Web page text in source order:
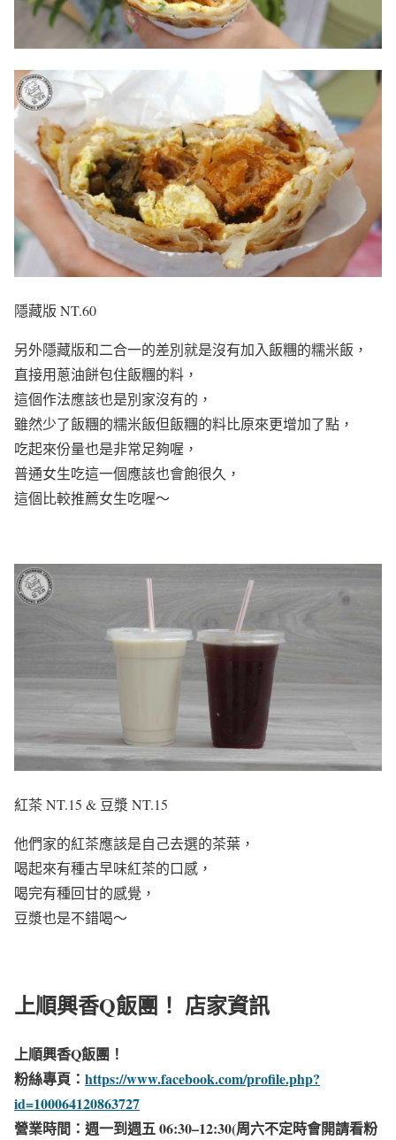
隱藏版 NT.60
另外隱藏版和二合一的差別就是沒有加入飯糰的糯米飯，
直接用蔥油餅包住飯糰的料，
這個作法應該也是別家沒有的，
雖然少了飯糰的糯米飯但飯糰的料比原來更增加了點，
吃起來份量也是非常足夠喔，
普通女生吃這一個應該也會飽很久，
這個比較推薦女生吃喔～
紅茶 NT.15 & 豆漿 NT.15
他們家的紅茶應該是自己去選的茶葉，
喝起來有種古早味紅茶的口感，
喝完有種回甘的感覺，
豆漿也是不錯喝～
上順興香Q飯團！ 店家資訊
上順興香Q飯團！
粉絲專頁： https://www.facebook.com/profile.php?
id=100064120863727
營業時間：週一到週五 06:30–12:30(周六不定時會開請看粉